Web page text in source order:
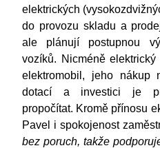
elektrických
do provozu skladu a
ale plánují postupnou
vozíků. Nicméně
elektromobil, jeho nákup
dotací a investici je
propočítat. Kromě přínosu
Pavel i spokojenost
bez poruch, takže